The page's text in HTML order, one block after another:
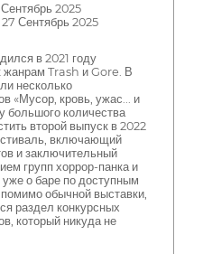
Сентябрь 2025
Сентябрь 2025
в 2021 году
жанрам Trash и Gore. В
несколько
«Мусор, кровь, ужас... и
большого количества
второй выпуск в 2022
включающий
и заключительный
групп хоррор-панка и
о баре по доступным
обычной выставки,
раздел конкурсных
который никуда не